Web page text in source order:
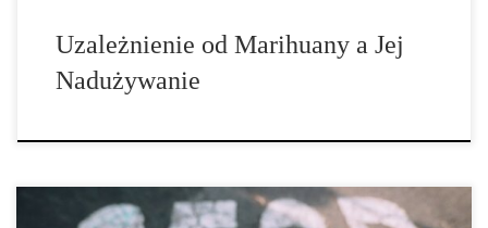
Uzależnienie od Marihuany a Jej
Nadużywanie